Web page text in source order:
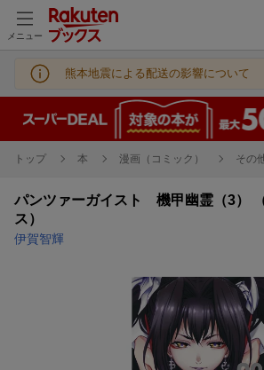
メニュー
熊本地震による配送の影響について
トップ 本 漫画（コミック） その
パンツァーガイスト 機甲幽霊（3）
ス）
伊賀智輝